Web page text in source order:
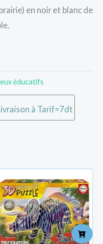
en noir et blanc de
éducatifs
à Tarif=7dt